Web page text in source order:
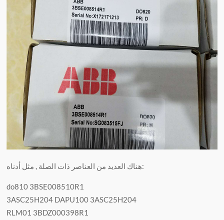
هناك العديد من العناصر ذات الصلة , مثل أدناه:
do810 3BSE008510R1
3ASC25H204 DAPU100 3ASC25H204
RLM01 3BDZ000398R1